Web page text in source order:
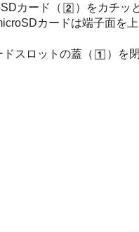
カード（
）をカチッ
カードは端子面を
スロットの蓋（
）を